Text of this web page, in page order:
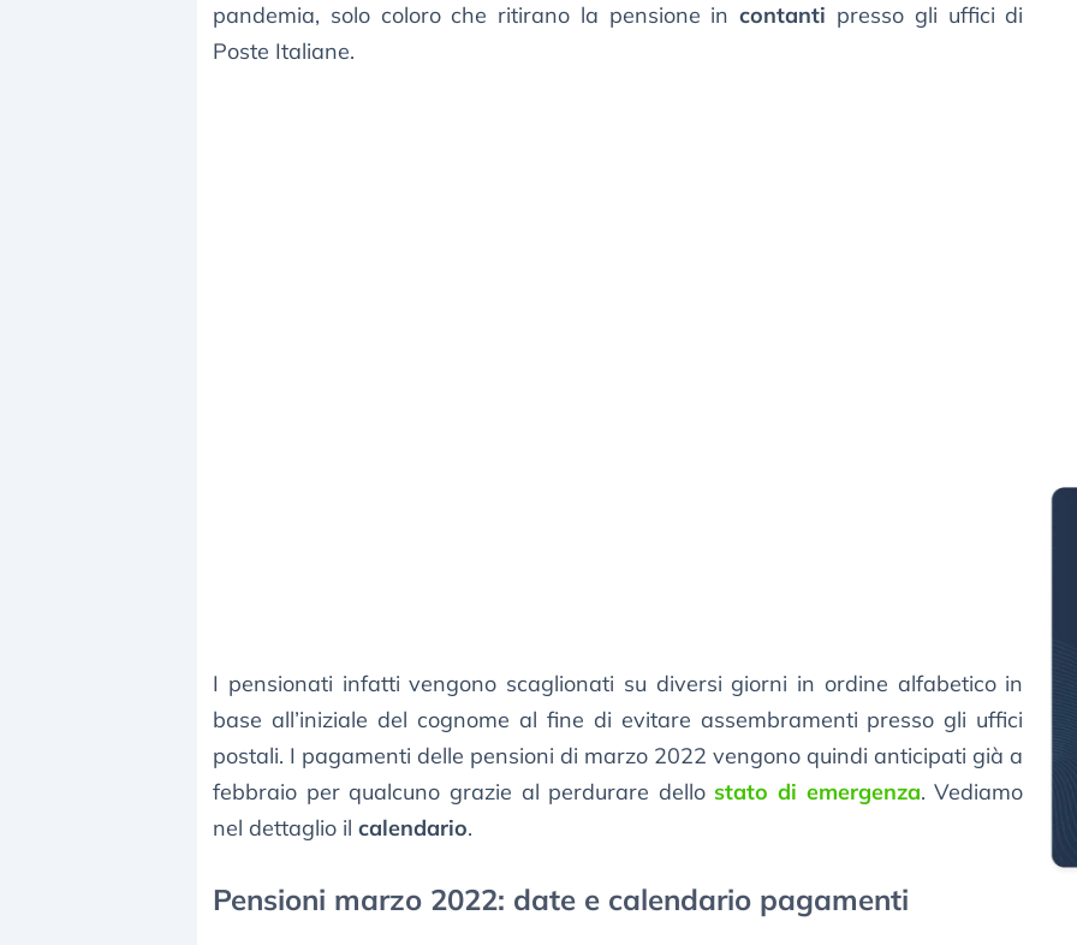
pandemia, solo coloro che ritirano la pensione incontanti presso gli uffici di
Poste Italiane.
I pensionati infatti vengono scaglionati su diversi giorni in ordine alfabetico in
base all’iniziale del cognome al fine di evitare assembramenti presso gli uffici
postali. I pagamenti delle pensioni di marzo 2022 vengono quindi anticipati già a
febbraio per qualcuno grazie al perdurare dello stato di emergenza. Vediamo
nel dettaglio il calendario.
Pensioni marzo 2022: date e calendario pagamenti